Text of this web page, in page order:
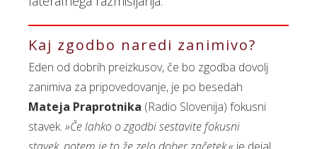
Kaj zgodbo naredi zanimivo?
Eden od dobrih preizkusov, če bo zgodba dovolj
zanimiva za pripovedovanje, je po besedah
Mateja Praprotnika (Radio Slovenija) fokusni
stavek. »Če lahko o zgodbi sestavite fokusni